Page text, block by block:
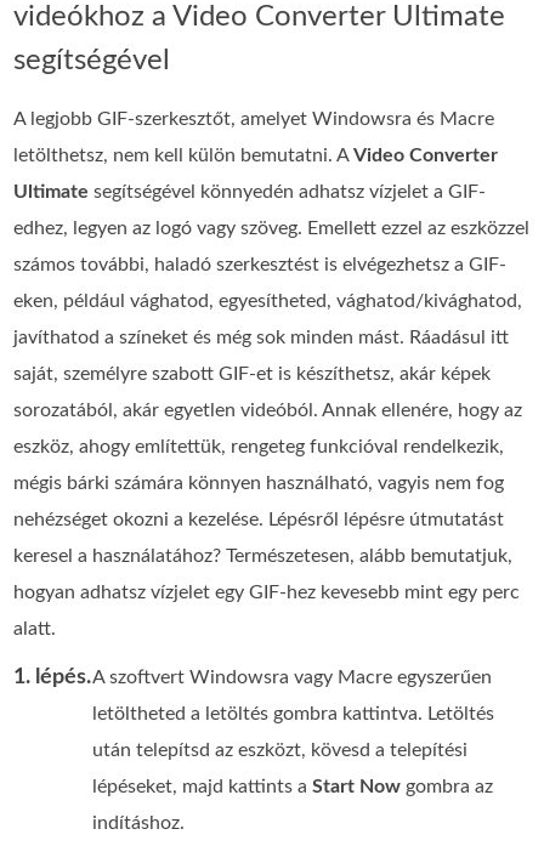
videókhoz a Video Converter Ultimate
segítségével
A legjobb GIF-szerkesztőt, amelyet Windowsra és Macre
letölthetsz, nem kell külön bemutatni. AVideo Converter
Ultimate segítségével könnyedén adhatsz vízjelet a GIF-
edhez, legyen az logó vagy szöveg. Emellett ezzel az eszközzel
számos további, haladó szerkesztést is elvégezhetsz a GIF-
eken, például vághatod, egyesítheted, vághatod/kivághatod,
javíthatod a színeket és még sok minden mást. Ráadásul itt
saját, személyre szabott GIF-et is készíthetsz, akár képek
sorozatából, akár egyetlen videóból. Annak ellenére, hogy az
eszköz, ahogy említettük, rengeteg funkcióval rendelkezik,
mégis bárki számára könnyen használható, vagyis nem fog
nehézséget okozni a kezelése. Lépésről lépésre útmutatást
keresel a használatához? Természetesen, alább bemutatjuk,
hogyan adhatsz vízjelet egy GIF-hez kevesebb mint egy perc
alatt.
1. lépés.A szoftvert Windowsra vagy Macre egyszerűen
letöltheted a letöltés gombra kattintva. Letöltés
után telepítsd az eszközt, kövesd a telepítési
lépéseket, majd kattints aStart Now gombra az
indításhoz.